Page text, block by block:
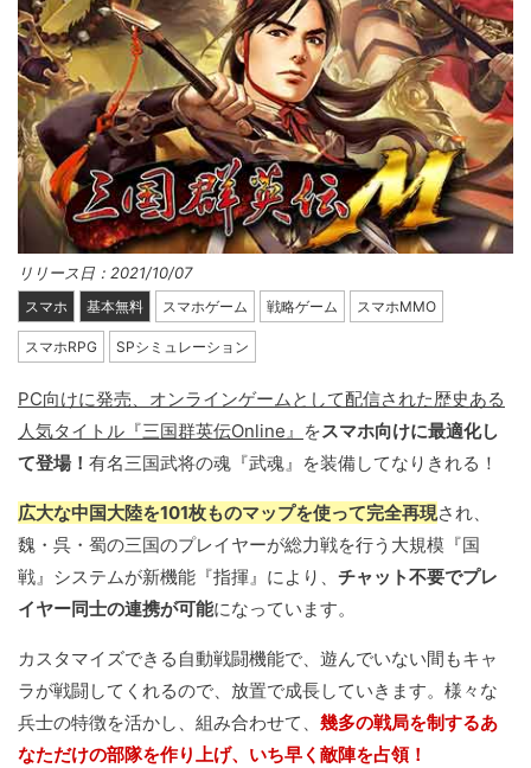
リリース日：2021/10/07
スマホ 基本無料 スマホゲーム 戦略ゲーム スマホMMO
スマホRPG SPシミュレーション
PC向けに発売、オンラインゲームとして配信された歴史ある
人気タイトル『三国群英伝Online』 をスマホ向けに最適化し
て登場！ 有名三国武将の魂『武魂』を装備してなりきれる！
広大な中国大陸を101枚ものマップを使って完全再現され、
魏・呉・蜀の三国のプレイヤーが総力戦を行う大規模『国
戦』システムが新機能『指揮』により、 チャット不要でプレ
イヤー同士の連携が可能になっています。
カスタマイズできる自動戦闘機能で、遊んでいない間もキャ
ラが戦闘してくれるので、放置で成長していきます。様々な
兵士の特徴を活かし、組み合わせて、 幾多の戦局を制するあ
なただけの部隊を作り上げ、いち早く敵陣を占領！